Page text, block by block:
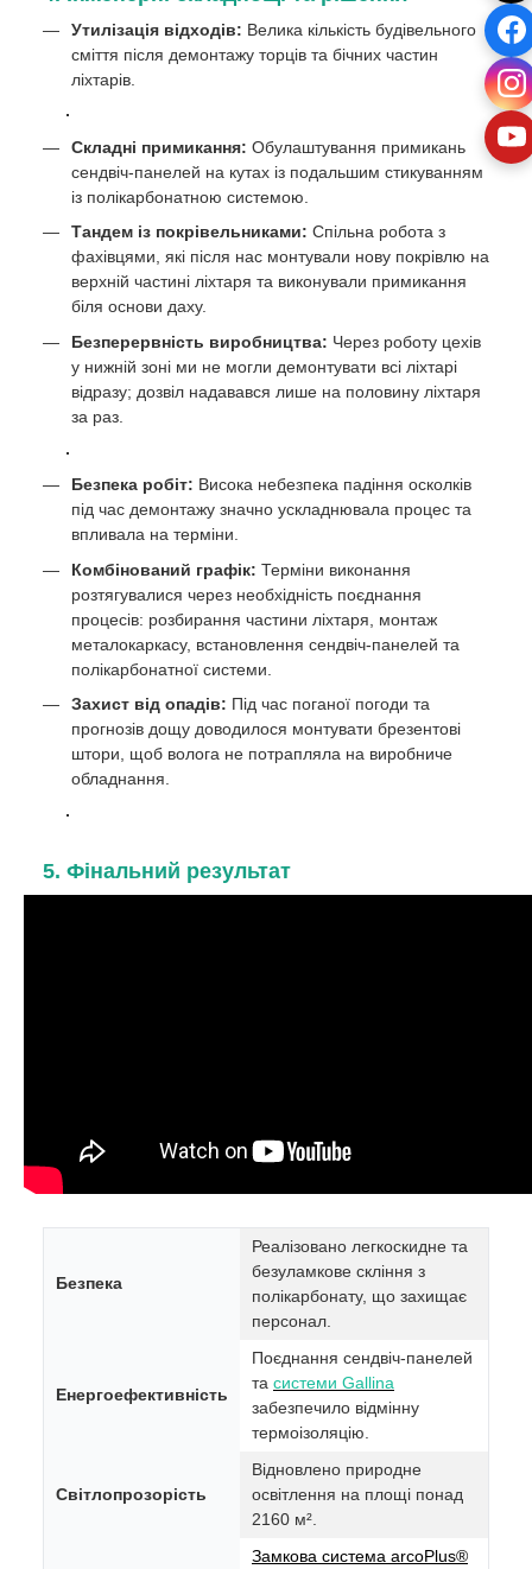
Утилізація відходів: Велика кількість будівельного
сміття після демонтажу торців та бічних частин
ліхтарів.
Складні примикання: Обулаштування примикань
сендвіч-панелей на кутах із подальшим стикуванням
із полікарбонатною системою.
Тандем із покрівельниками: Спільна робота з
фахівцями, які після нас монтували нову покрівлю на
верхній частині ліхтаря та виконували примикання
біля основи даху.
Безперервність виробництва: Через роботу цехів
у нижній зоні ми не могли демонтувати всі ліхтарі
відразу; дозвіл надавався лише на половину ліхтаря
за раз.
Безпека робіт: Висока небезпека падіння осколків
під час демонтажу значно ускладнювала процес та
впливала на терміни.
Комбінований графік: Терміни виконання
розтягувалися через необхідність поєднання
процесів: розбирання частини ліхтаря, монтаж
металокаркасу, встановлення сендвіч-панелей та
полікарбонатної системи.
Захист від опадів: Під час поганої погоди та
прогнозів дощу доводилося монтувати брезентові
штори, щоб волога не потрапляла на виробниче
обладнання.
5. Фінальний результат
Безпека
Реалізовано легкоскидне та
безуламкове скління з
полікарбонату, що захищає
персонал.
Енергоефективність
Поєднання сендвіч-панелей
та системи Gallina
забезпечило відмінну
термоізоляцію.
Світлопрозорість
Відновлено природне
освітлення на площі понад
2160 м².
Замкова система arcoPlus®